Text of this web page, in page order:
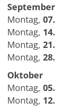
September
Montag, 07.
Montag, 14.
Montag, 21.
Montag, 28.
Oktober
Montag, 05.
Montag, 12.